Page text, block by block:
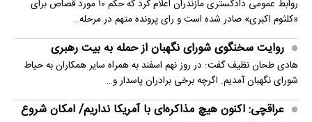
روابط عمومی دادگستری مازندران اعلام کرد که حکم ۱۰ مورد قصاص برای
«کلثوم اکبری» صادر شده است و رای پرونده متهم در مرحله…
روایت سخنگوی شورای نگهبان از حمله به بیت رهبری
هادی طحان نظیف گفت: در روز نهم اسفند به همراه سایر همکاران به حیاط
شورای نگهبان آمدیم. اگرچه برخی برادران پاسدار و…
عراقچی: اکنون هیچ مذاکره‌ای با آمریکا نداریم/ امکان شروع